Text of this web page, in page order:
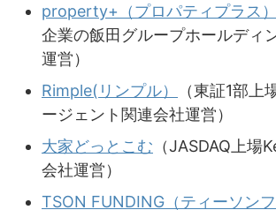
property+（プロパティプラス）
企業の飯田グループホールディ
運営）
Rimple(リンプル）
（東証1部上
ージェント関連会社運営）
大家どっとこむ （JASDAQ上場
会社運営）
TSON FUNDING（ティーソン